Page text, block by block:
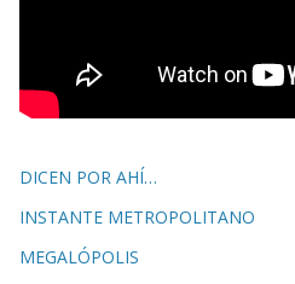
DICEN POR AHÍ…
INSTANTE METROPOLITANO
MEGALÓPOLIS